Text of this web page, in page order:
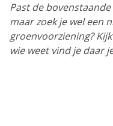
Past de
maar zoek je wel een
groenvoorziening?
wie weet vind je daar